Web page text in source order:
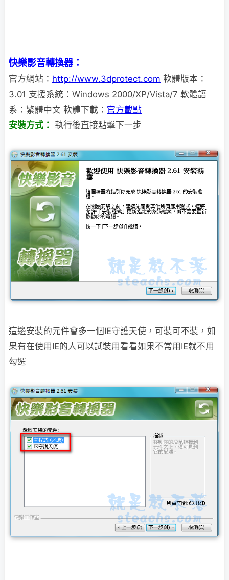
快樂影音轉換器：
官方網站： http://www.3dprotect.com 軟體版本：
3.01 支援系統：Windows 2000/XP/Vista/7 軟體語
系：繁體中文 軟體下載： 官方載點
安裝方式： 執行後直接點擊下一步
這邊安裝的元件會多一個IE守護天使，可裝可不裝，如
果有在使用IE的人可以試裝用看看如果不常用IE就不用
勾選